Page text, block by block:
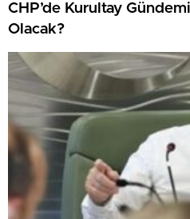
CHP’de Kurultay
Olacak?